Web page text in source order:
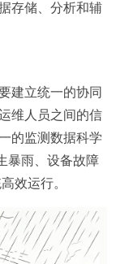
存储、分析和辅
建立统一的协同
维人员之间的信
的监测数据科学
暴雨、设备故障
效运行。